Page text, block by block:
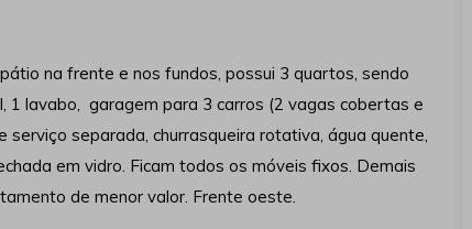
na frente e nos fundos, possui 3 quartos, sendo
1 lavabo, garagem para 3 carros (2 vagas cobertas e
separada, churrasqueira rotativa, água quente,
em vidro. Ficam todos os móveis fixos. Demais
de menor valor. Frente oeste.